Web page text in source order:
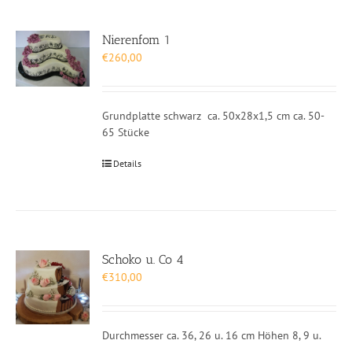
Nierenfom 1
€260,00
Grundplatte schwarz ca. 50x28x1,5 cm ca. 50-
65 Stücke
Details
Schoko u. Co 4
€310,00
Durchmesser ca. 36, 26 u. 16 cm Höhen 8, 9 u.